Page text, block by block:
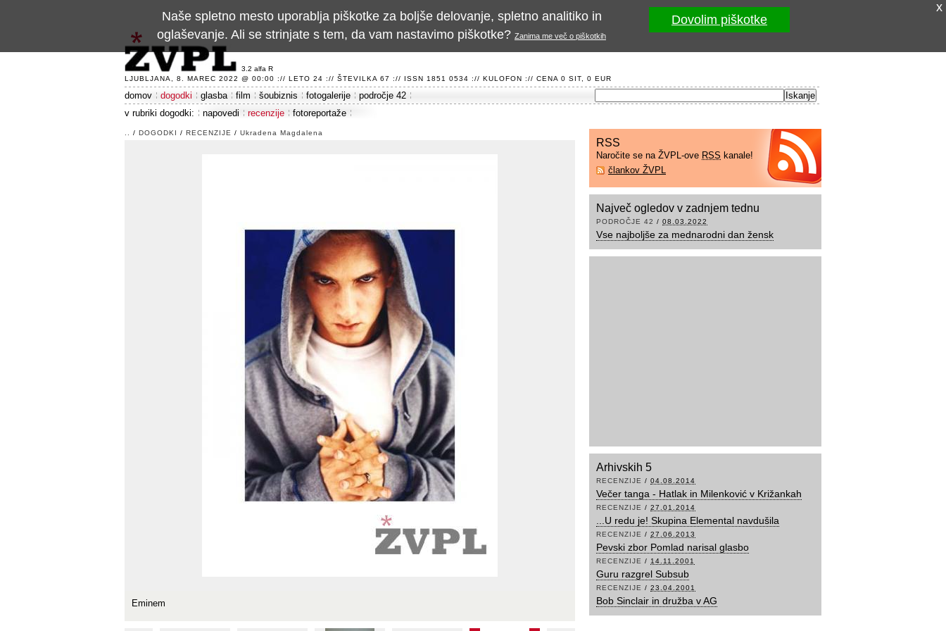
3.2 alfa R
LJUBLJANA, 8. MAREC 2022 @ 00:00 :// LETO 24 :// ŠTEVILKA 67 :// ISSN 1851 0534 :// KULOFON :// CENA 0 SIT, 0 EUR
domov dogodki glasba film šoubiznis fotogalerije
področje 42
v rubriki dogodki:
napovedi recenzije fotoreportaže
/ DOGODKI / RECENZIJE / Ukradena Magdalena
Eminem
RSS
Naročite se na ŽVPL-ove RSS kanale!
člankov ŽVPL
Največ ogledov v zadnjem tednu
PODROČJE 42 / 08.03.2022
Vse najboljše za mednarodni dan žensk
Arhivskih 5
RECENZIJE / 04.08.2014
Večer tanga - Hatlak in Milenković v Križankah
RECENZIJE / 27.01.2014
...U redu je! Skupina Elemental navdušila
RECENZIJE / 27.06.2013
Pevski zbor Pomlad narisal glasbo
RECENZIJE / 14.11.2001
Guru razgrel Subsub
RECENZIJE / 23.04.2001
Bob Sinclair in družba v AG
x
Naše spletno mesto uporablja piškotke za boljše delovanje, spletno analitiko in
oglaševanje. Ali se strinjate s tem, da vam nastavimo piškotke? Zanima me več o piškotkih
Dovolim piškotke